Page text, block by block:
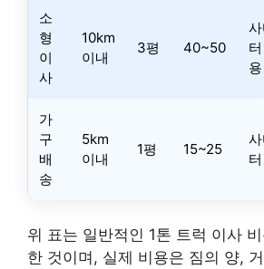
소
형
이
사
10km
이내
3평 40~50
가
구
배
송
5km
이내
1평 15~25
위 표는 일반적인 1톤 트럭 이사
한 것이며, 실제 비용은 짐의 양,